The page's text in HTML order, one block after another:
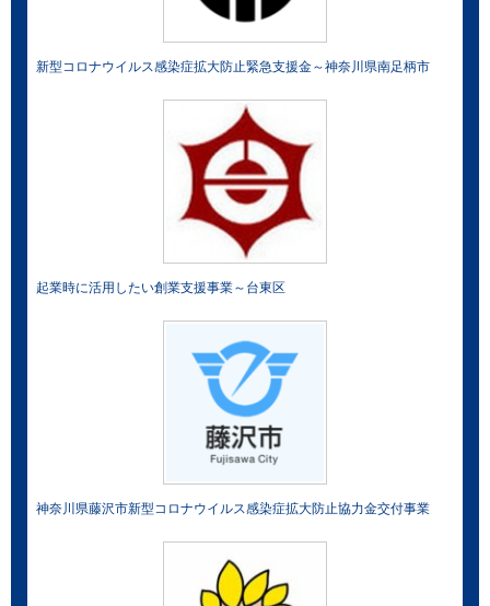
新型コロナウイルス感染症拡大防止緊急支援金～神奈川県南足柄市
起業時に活用したい創業支援事業～台東区
神奈川県藤沢市新型コロナウイルス感染症拡大防止協力金交付事業